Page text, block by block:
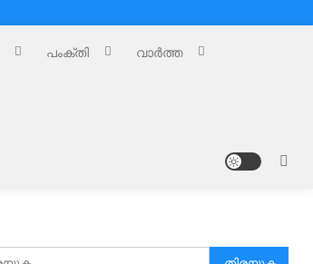
പംക്തി വാർത്ത
അനേഷിക്കുക